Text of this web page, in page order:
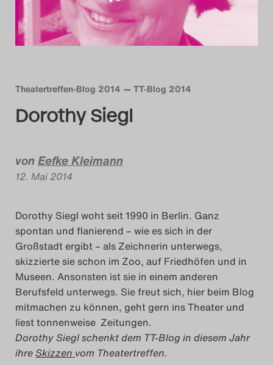
Das Theatertreffen-Blog
2014
Das Theatertreffen-Blog
2015
2016
2017
Das Theatertreffen-Blog
2018
Das Theatertreffen-Blog
2018 Alumni
Das Theatertreffen-Blog
Theatertreffen-Blog 2014 TT-Blog 2014
Dorothy Siegl
vonEefke Kleimann
12. Mai 2014
Dorothy Siegl woht seit 1990 in Berlin. Ganz
spontan und flanierend – wie es sich in der
Großstadt ergibt – als Zeichnerin unterwegs,
skizzierte sie schon im Zoo, auf Friedhöfen und in
Museen. Ansonsten ist sie in einem anderen
Berufsfeld unterwegs. Sie freut sich, hier beim Blog
mitmachen zu können, geht gern ins Theater und
liest tonnenweise Zeitungen.
Dorothy Siegl schenkt dem TT-Blog in diesem Jahr
ihreSkizzen vom Theatertreffen.